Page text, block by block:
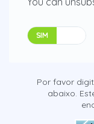
SIM
Por favor
abaixo.